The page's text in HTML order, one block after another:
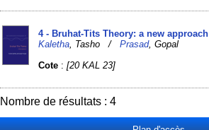
4 - Bruhat-Tits Theory: a new approach
Kaletha , Tasho /Prasad, Gopal
Cote :[20 KAL 23]
Nombre de résultats : 4